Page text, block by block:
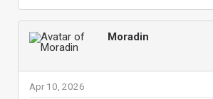
Moradin
Apr 10, 2026